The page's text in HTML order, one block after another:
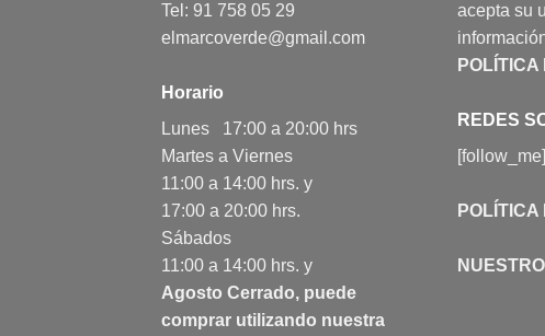
Tel: 91 758 05 29
elmarcoverde@gmail.com
Horario
Lunes 17:00 a 20:00 hrs
Martes a Viernes
11:00 a 14:00 hrs. y
17:00 a 20:00 hrs.
Sábados
11:00 a 14:00 hrs. y
Agosto Cerrado, puede
comprar utilizando nuestra
acepta su
POLÍTICA
REDES
[follow_me]